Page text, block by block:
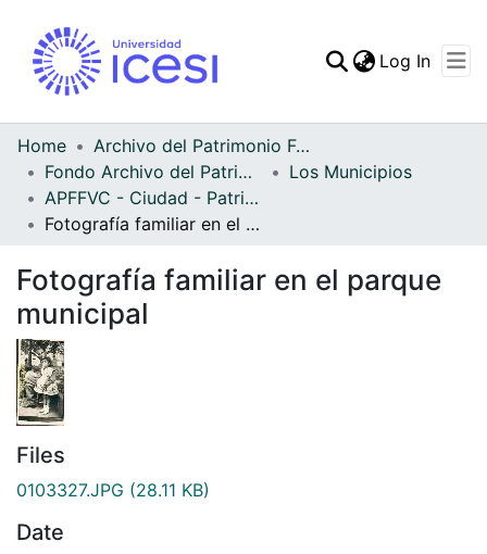
Statistics
Log In
Home
Archivo del Patrimonio Fotográfico y Fílmico del Valle del Cauca
Fondo Archivo del Patrimonio Fotográfico y Fílmico del Valle del Cauca
Los Municipios
APFFVC - Ciudad - Patrimonial
Fotografía familiar en el parque municipal
Fotografía familiar en el parque
municipal
Files
0103327.JPG (28.11 KB)
Date